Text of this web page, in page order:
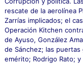
rescate de la aerolínea
Zarrías implicados; el
Operación Kitchen
de Ayuso, González
de Sánchez; las puertas
emérito; Rodrigo Rato;